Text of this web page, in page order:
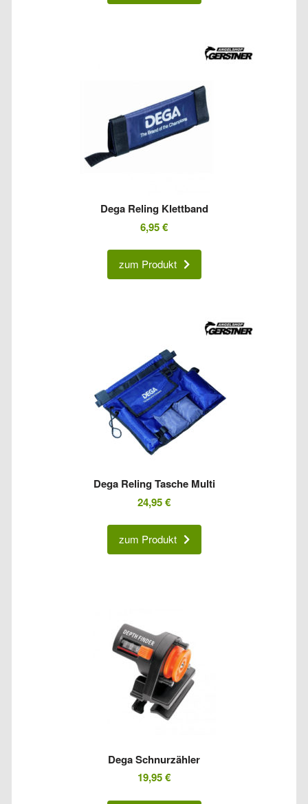
Dega Reling Klettband
6,95€
zum Produkt
Dega Reling Tasche Multi
24,95€
zum Produkt
Dega Schnurzähler
19,95€